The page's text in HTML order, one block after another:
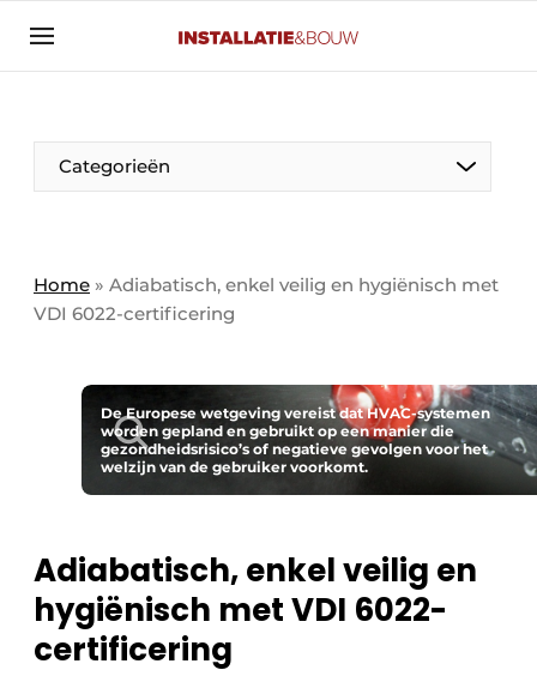
Aanmelden
Banner overzicht
BedrijvenAanmeldenBedankt voor de aanmelding
Contact
Evenement aanmelden
Nieuwsbrief
Podcasts
Vacature aanmelden
Vacatures
Video’s
Categorieën
Panelgesprek
Sanitair
Home » Adiabatisch, enkel veilig en hygiënisch met
VDI 6022-certificering
De Europese wetgeving vereist dat HVAC-systemen
worden gepland en gebruikt op een manier die
gezondheidsrisico’s of negatieve gevolgen voor het
welzijn van de gebruiker voorkomt.
Adiabatisch, enkel veilig en
hygiënisch met VDI 6022-
certificering